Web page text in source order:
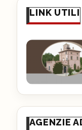
LINK UTILI
AGENZIE